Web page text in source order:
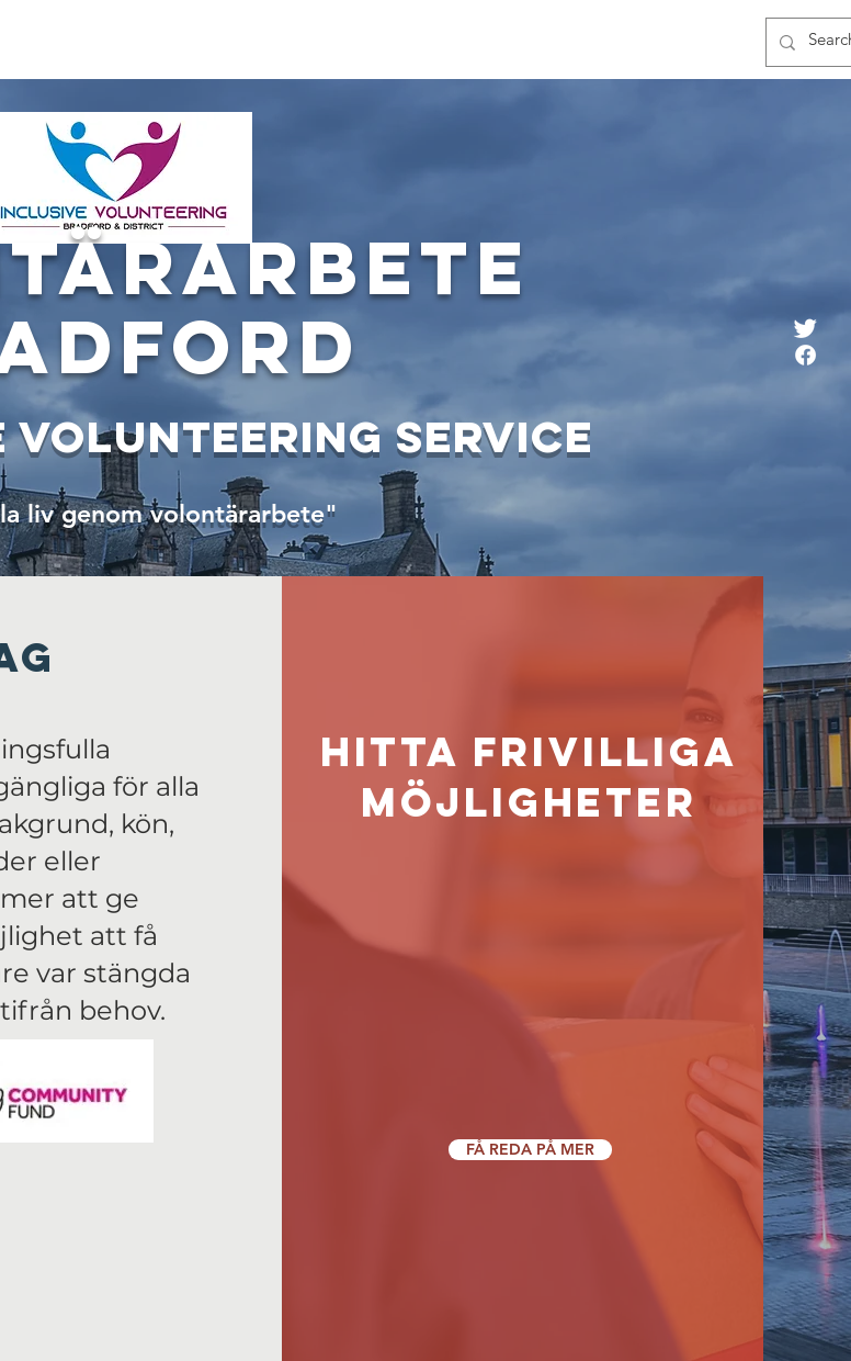
Volunteering service
liv genom volontärarbete"
för alla
kön,
eller
att ge
att få
var stängda
behov.
HITTA FRIVILLIGA
MÖJLIGHETER
FÅ REDA PÅ MER